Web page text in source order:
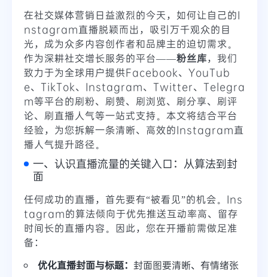
在社交媒体营销日益激烈的今天，如何让自己的I
nstagram直播脱颖而出，吸引万千观众的目
光，成为众多内容创作者和品牌主的迫切需求。
作为深耕社交增长服务的平台——粉丝库，我们
致力于为全球用户提供Facebook、YouTub
e、TikTok、Instagram、Twitter、Telegra
m等平台的刷粉、刷赞、刷浏览、刷分享、刷评
论、刷直播人气等一站式支持。本文将结合平台
经验，为您拆解一条清晰、高效的Instagram直
播人气提升路径。
一、认识直播流量的关键入口：从算法到封
面
任何成功的直播，首先要有“被看见”的机会。Ins
tagram的算法倾向于优先推送互动率高、留存
时间长的直播内容。因此，您在开播前需做足准
备：
优化直播封面与标题： 封面图要清晰、有情绪张